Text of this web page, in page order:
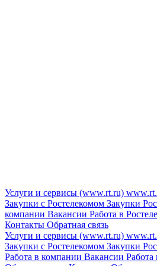
Услуги и сервисы (www.rt.ru)
Закупки с Ростелекомом Закупки
компании Вакансии Работа в
Контакты Обратная связь
Услуги и сервисы (www.rt.ru)
Закупки с Ростелекомом Закупки
Работа в компании Вакансии Работа